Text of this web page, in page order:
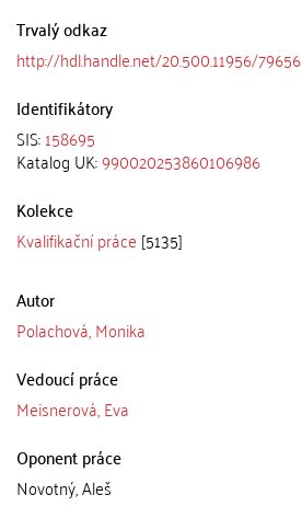
Trvalý odkaz
http://hdl.handle.net/20.500.11956/79656
Identifikátory
SIS:158695
Katalog UK:990020253860106986
Kolekce
Kvalifikační práce [5135]
Autor
Polachová, Monika
Vedoucí práce
Meisnerová, Eva
Oponent práce
Novotný, Aleš